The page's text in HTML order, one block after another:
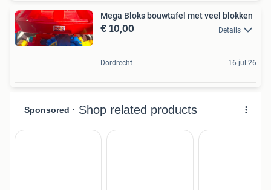
Mega Bloks bouwtafel met veel blokken
€ 10,00 Details
Dordrecht 16 jul 26